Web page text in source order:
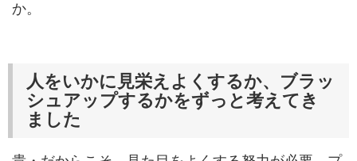
か。
人をいかに見栄えよくするか、ブラッ
シュアップするかをずっと考えてき
ました